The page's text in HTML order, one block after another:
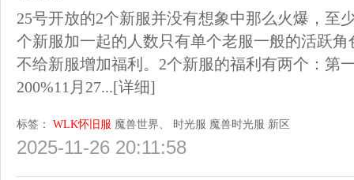
25号开放的2个新服并没有想象中那么火爆，至
个新服加一起的人数只有单个老服一般的活跃
不给新服增加福利。2个新服的福利有两个：第
200%11月27...[详细]
标签： WLK怀旧服 魔兽世界、 时光服 魔兽时光服 新区
2025-11-26 20:11:58